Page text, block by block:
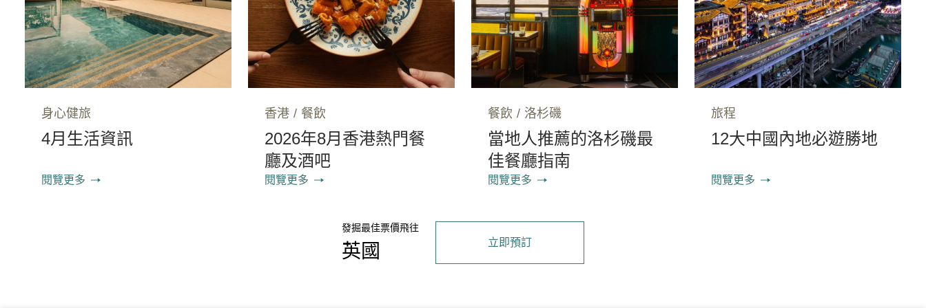
身心健旅
4月生活資訊
閱覽更多
香港 / 餐飲
2026年8月香港熱門餐
廳及酒吧
閱覽更多
餐飲 / 洛杉磯
當地人推薦的洛杉磯最
佳餐廳指南
閱覽更多
旅程
12大中國內地必遊勝地
閱覽更多
發掘最佳票價飛往
英國 立即預訂